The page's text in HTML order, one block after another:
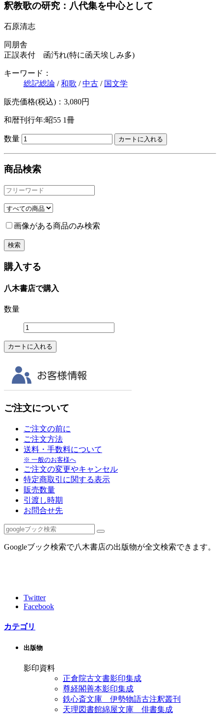
釈教歌の研究：八代集を中心として
石原清志
同朋舎
正誤表付 函汚れ(特に函天埃しみ多)
キーワード：
総記総論 /和歌 /中古 / 国文学
販売価格(税込)：3,080円
和暦刊行年:昭55 1冊
数量
商品検索
画像がある商品のみ検索
購入する
八木書店で購入
数量
ご注文について
ご注文の前に
ご注文方法
送料・手数料について
※ 一般のお客様へ
ご注文の変更やキャンセル
特定商取引に関する表示
販売数量
引渡し時期
お問合せ先
Googleブック検索で八木書店の出版物が全文検索できます。
Twitter
Facebook
カテゴリ
出版物
影印資料
正倉院古文書影印集成
尊経閣善本影印集成
鉄心斎文庫 伊勢物語古注釈叢刊
天理図書館綿屋文庫 俳書集成